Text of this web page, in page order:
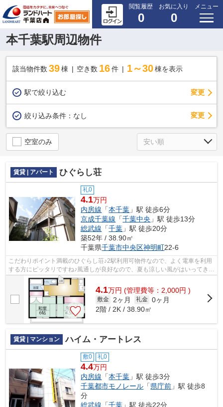
閲覧履歴
0
お気に入り
0
メニュー
本千葉駅周辺物件
該当物件数 39棟 空き数 16 件 1～30 棟を表示
駅で絞り込む 変更
絞り込み条件： なし 変更
空室のみ
賃貸 | アパート ひぐらし荘
礼0
4.1万円
内房線 「本千葉 」駅 徒歩6分
京成千葉線 「千葉中央 」駅 徒歩13分
総武線 「千葉 」駅 徒歩20分
築52年 / 38.90㎡
千葉県千葉市中央区神明町22-6
こだわりポイント満載のひぐらし荘♪2駅利用可物件なので、よく電車を利用
する方にピッタリですね♪風通しが良好なので、夏も涼しい風がはいってきま
す♪駅から徒歩6分にある物件なので、...
4.1万円 (管理費等：2,000円 )
敷金 2ヶ月 礼金 0ヶ月
2階 / 2K / 38.90㎡
賃貸 | マンション ハイム・アートレス
敷0 礼0
4.4万円
内房線 「本千葉 」駅 徒歩3分
千葉都市モノレール 「県庁前 」駅 徒歩8
分
総武線 「千葉 」駅 徒歩22分